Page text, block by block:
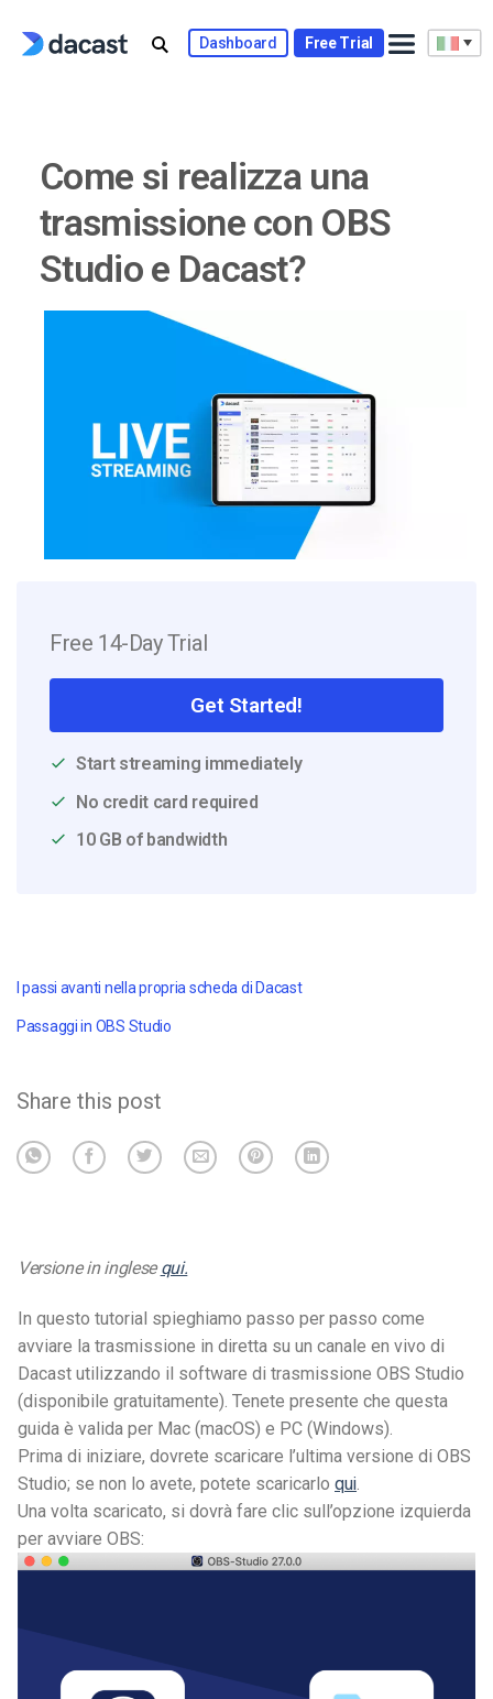
Dashboard Free Trial
Come si realizza una
trasmissione con OBS
Studio e Dacast?
Free 14-Day Trial
Get Started!
Start streaming immediately
No credit card required
10 GB of bandwidth
I passi avanti nella propria scheda di Dacast
Passaggi in OBS Studio
Share this post
Versione in inglesequi.
In questo tutorial spieghiamo passo per passo come
avviare la trasmissione in diretta su un canale en vivo di
Dacast utilizzando il software di trasmissione OBS Studio
(disponibile gratuitamente). Tenete presente che questa
guida è valida per Mac (macOS) e PC (Windows).
Prima di iniziare, dovrete scaricare l’ultima versione di OBS
Studio; se non lo avete, potete scaricarlo qui.
Una volta scaricato, si dovrà fare clic sull’opzione izquierda
per avviare OBS: